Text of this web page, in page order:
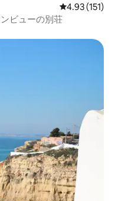
レビュー151
4.93 (151)
ビューの別荘